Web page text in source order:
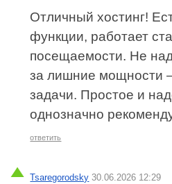
Отличный хостинг!
функции, работает
посещаемости. Не
за лишние мощности
задачи. Простое и
однозначно
ответить
Tsaregorodsky 30.06.2026 12:29